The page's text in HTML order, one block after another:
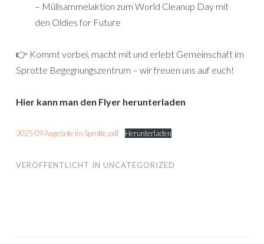
– Müllsammelaktion zum World Cleanup Day mit
den Oldies for Future
👉 Kommt vorbei, macht mit und erlebt Gemeinschaft im
Sprotte Begegnungszentrum – wir freuen uns auf euch!
Hier kann man den Flyer herunterladen
2025-09 Angebote im Sprotte.pdf Herunterladen
VERÖFFENTLICHT IN UNCATEGORIZED